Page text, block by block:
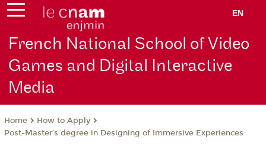
EN
French National School of Video
Games and Digital Interactive
Media
Home
How to Apply
Post-Master’s degree in Designing of Immersive Experiences